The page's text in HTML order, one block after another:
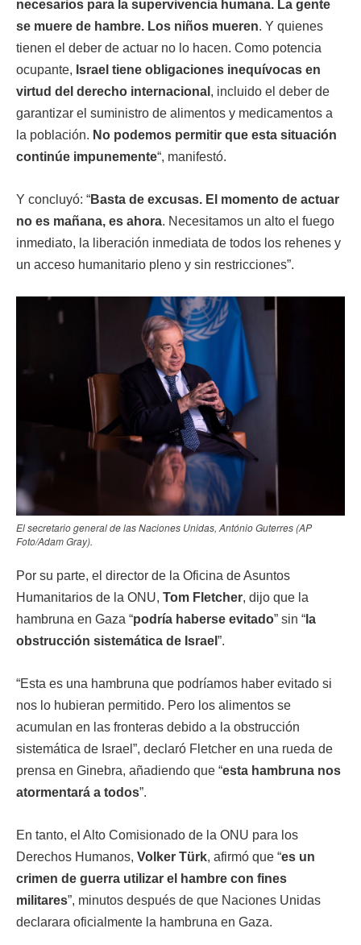
necesarios para la supervivencia humana. La gente
se muere de hambre. Los niños mueren. Y quienes
tienen el deber de actuar no lo hacen. Como potencia
ocupante, Israel tiene obligaciones inequívocas en
virtud del derecho internacional , incluido el deber de
garantizar el suministro de alimentos y medicamentos a
la población. No podemos permitir que esta situación
continúe impunemente“, manifestó.
Y concluyó: “Basta de excusas. El momento de actuar
no es mañana, es ahora. Necesitamos un alto el fuego
inmediato, la liberación inmediata de todos los rehenes y
un acceso humanitario pleno y sin restricciones”.
El secretario general de las Naciones Unidas, António Guterres (AP
Foto/Adam Gray).
Por su parte, el director de la Oficina de Asuntos
Humanitarios de la ONU, Tom Fletcher, dijo que la
hambruna en Gaza “podría haberse evitado” sin “ la
obstrucción sistemática de Israel ”.
“Esta es una hambruna que podríamos haber evitado si
nos lo hubieran permitido. Pero los alimentos se
acumulan en las fronteras debido a la obstrucción
sistemática de Israel”, declaró Fletcher en una rueda de
prensa en Ginebra, añadiendo que “esta hambruna nos
atormentará a todos”.
En tanto, el Alto Comisionado de la ONU para los
Derechos Humanos, Volker Türk, afirmó que “es un
crimen de guerra utilizar el hambre con fines
militares”, minutos después de que Naciones Unidas
declarara oficialmente la hambruna en Gaza.